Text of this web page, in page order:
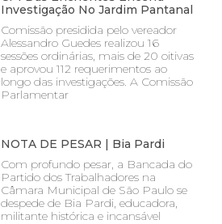
Investigação No Jardim Pantanal
Comissão presidida pelo vereador
Alessandro Guedes realizou 16
sessões ordinárias, mais de 20 oitivas
e aprovou 112 requerimentos ao
longo das investigações. A Comissão
Parlamentar
NOTA DE PESAR | Bia Pardi
Com profundo pesar, a Bancada do
Partido dos Trabalhadores na
Câmara Municipal de São Paulo se
despede de Bia Pardi, educadora,
militante histórica e incansável